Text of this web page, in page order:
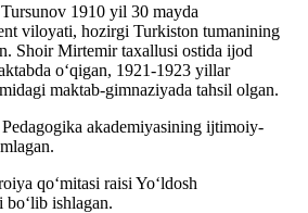
1910 yil 30 mayda
viloyati, hozirgi Turkiston tumanining
Shoir Mirtemir taxallusi ostida ijod
o‘qigan, 1921-1923 yillar
maktab-gimnaziyada tahsil olgan.
akademiyasining ijtimoiy-
qo‘mitasi raisi Yo‘ldosh
ishlagan.